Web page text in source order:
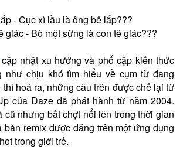
- Cục xì lầu là ông bê lắp???
giác - Bò một sừng là con tê giác???
cập nhật xu hướng và phổ cập kiến thức
như chịu khó tìm hiểu về cụm từ đang
thì hoá ra, những câu trên được chế lại từ
của Daze đã phát hành từ năm 2004.
cũ nhưng bất chợt nổi lên trong thời gian
bản remix được đăng trên một ứng dụng
trong giới trẻ.